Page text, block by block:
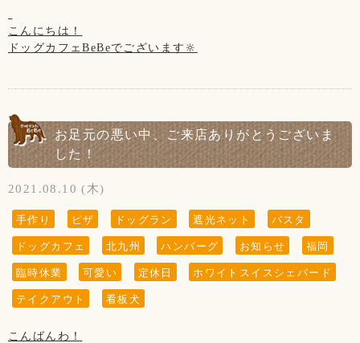
こんにちは！
ドッグカフェBeBeでございます‪🔆‬
その記念の1つとしてテラスを新しく
改築しました！
今は猛暑でテラスのご利用が難しいですが、
気候が良くなったらテラスで快適に
わんちゃんと一緒にお食事出来ますので
【8月の店休日】
1日、8日、15日、22日、29日の木曜日と
第3水曜日の21日です
お足元の悪い中、ご来店ありがとうございま
した！
2021.08.10 (木)
手作り ピザ ドッグラン 遮光ネット パスタ
ドッグカフェ 北九州 ハンバーグ お知らせ 福岡
臨時休業 可愛い 定休日 ホワイトスイスシェパード
テイクアウト 看板犬
こんばんわ！